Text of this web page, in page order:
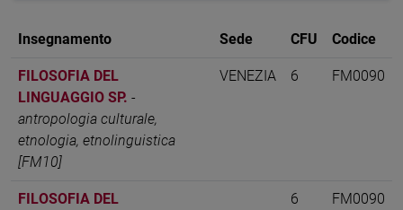
Insegnamento Sede CFU Codice
FILOSOFIA DEL
LINGUAGGIO SP. -
antropologia culturale,
etnologia, etnolinguistica
[FM10]
VENEZIA 6 FM0090
FILOSOFIA DEL
6 FM0090